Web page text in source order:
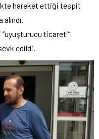
hareket ettiği tespit
ticareti”
edildi.